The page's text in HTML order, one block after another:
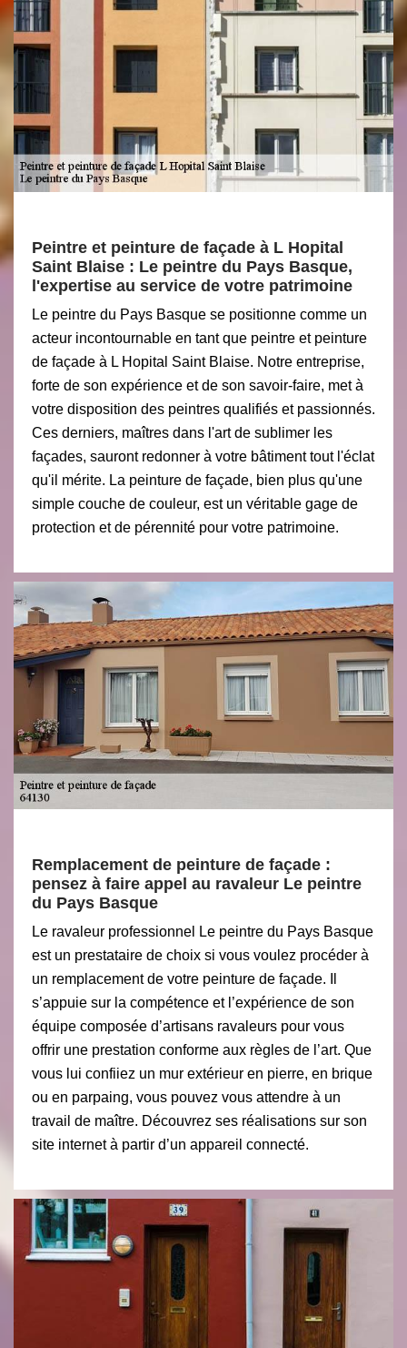
Peintre et peinture de façade à L Hopital
Saint Blaise : Le peintre du Pays Basque,
l'expertise au service de votre patrimoine
Le peintre du Pays Basque se positionne comme un
acteur incontournable en tant que peintre et peinture
de façade à L Hopital Saint Blaise. Notre entreprise,
forte de son expérience et de son savoir-faire, met à
votre disposition des peintres qualifiés et passionnés.
Ces derniers, maîtres dans l'art de sublimer les
façades, sauront redonner à votre bâtiment tout l'éclat
qu'il mérite. La peinture de façade, bien plus qu'une
simple couche de couleur, est un véritable gage de
protection et de pérennité pour votre patrimoine.
Remplacement de peinture de façade :
pensez à faire appel au ravaleur Le peintre
du Pays Basque
Le ravaleur professionnel Le peintre du Pays Basque
est un prestataire de choix si vous voulez procéder à
un remplacement de votre peinture de façade. Il
s’appuie sur la compétence et l’expérience de son
équipe composée d’artisans ravaleurs pour vous
offrir une prestation conforme aux règles de l’art. Que
vous lui confiiez un mur extérieur en pierre, en brique
ou en parpaing, vous pouvez vous attendre à un
travail de maître. Découvrez ses réalisations sur son
site internet à partir d’un appareil connecté.